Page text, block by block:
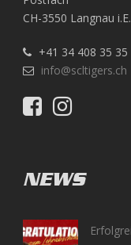
CH-3550 Langnau i.E.
+41 34 408 35 35
info@scltigers.ch
NEWS